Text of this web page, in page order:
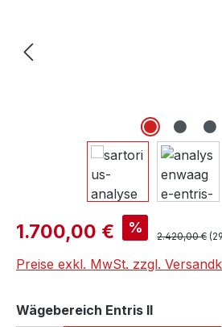
Verkaufspreis:
1.700,00 € % Regulärer
2.420,00 €
Preise exkl. MwSt. zzgl.
Wägebereich Entris IIauswählen